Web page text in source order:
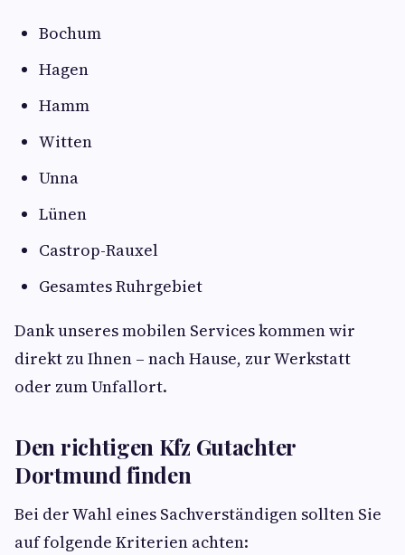
Bochum
Hagen
Hamm
Witten
Unna
Lünen
Castrop-Rauxel
Gesamtes Ruhrgebiet
Dank unseres mobilen Services kommen wir
direkt zu Ihnen – nach Hause, zur Werkstatt
oder zum Unfallort.
Den richtigen Kfz Gutachter
Dortmund finden
Bei der Wahl eines Sachverständigen sollten Sie
auf folgende Kriterien achten: